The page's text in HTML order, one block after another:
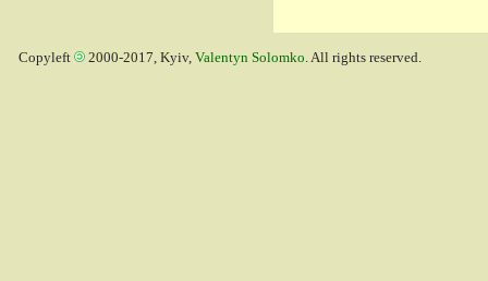
Copyleft 2000-2017, Kyiv, Valentyn Solomko. All rights reserved.